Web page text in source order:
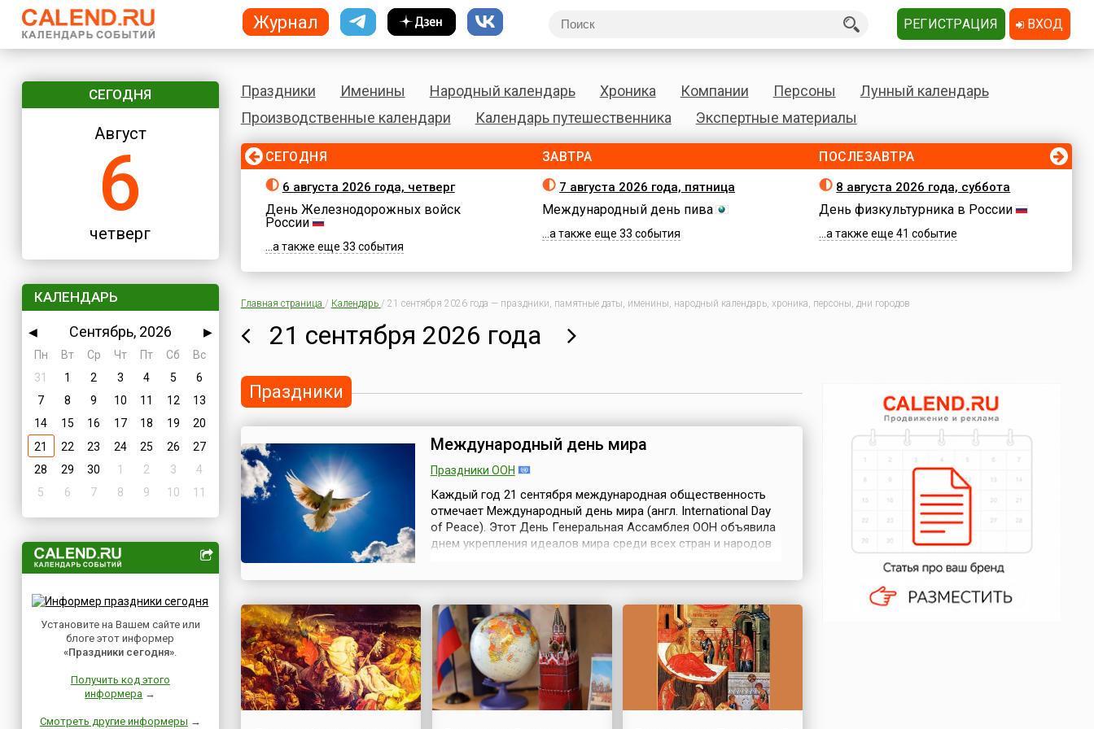
СЕГОДНЯ
Август
6
четверг
КАЛЕНДАРЬ
◀ Сентябрь, 2026
▶
Пн
Вт Ср Чт Пт Сб
Вс
31
1 2 3 4 5
6
7
8 9 10 11 12
13
14
15 16 17 18 19
20
21
22 23 24 25 26
27
28
29 30 1 2 3
4
5
6 7 8 9 10 11
Установите на Вашем сайте или
блоге этот информер
«Праздники сегодня».
Получить код этого
информера →
Смотреть другие информеры →
Праздники Именины Народный календарь Хроника Компании Персоны
Лунный календарь
Производственные календари
Календарь путешественника Экспертные материалы
СЕГОДНЯ
6 августа 2026 года, четверг
День Железнодорожных войск
России
...а также еще 33 события
ЗАВТРА
7 августа 2026 года, пятница
Международный день пива
...а также еще 33 события
ПОСЛЕЗАВТРА
8 августа 2026 года, суббота
День физкультурника в России
...а также еще 41 событие
Главная страница / Календарь / 21 сентября 2026 года — праздники, памятные даты, именины, народный календарь, хроника, персоны, дни городов
21 сентября 2026 года
Праздники
Международный день мира
Праздники ООН
Каждый год 21 сентября международная общественность
отмечает Международный день мира (англ. International Day
of Peace). Этот День Генеральная Ассамблея ООН объявила
днем укрепления идеалов мира среди всех стран и народов
третий ...
Журнал РЕГИСТРАЦИЯ ВХОД